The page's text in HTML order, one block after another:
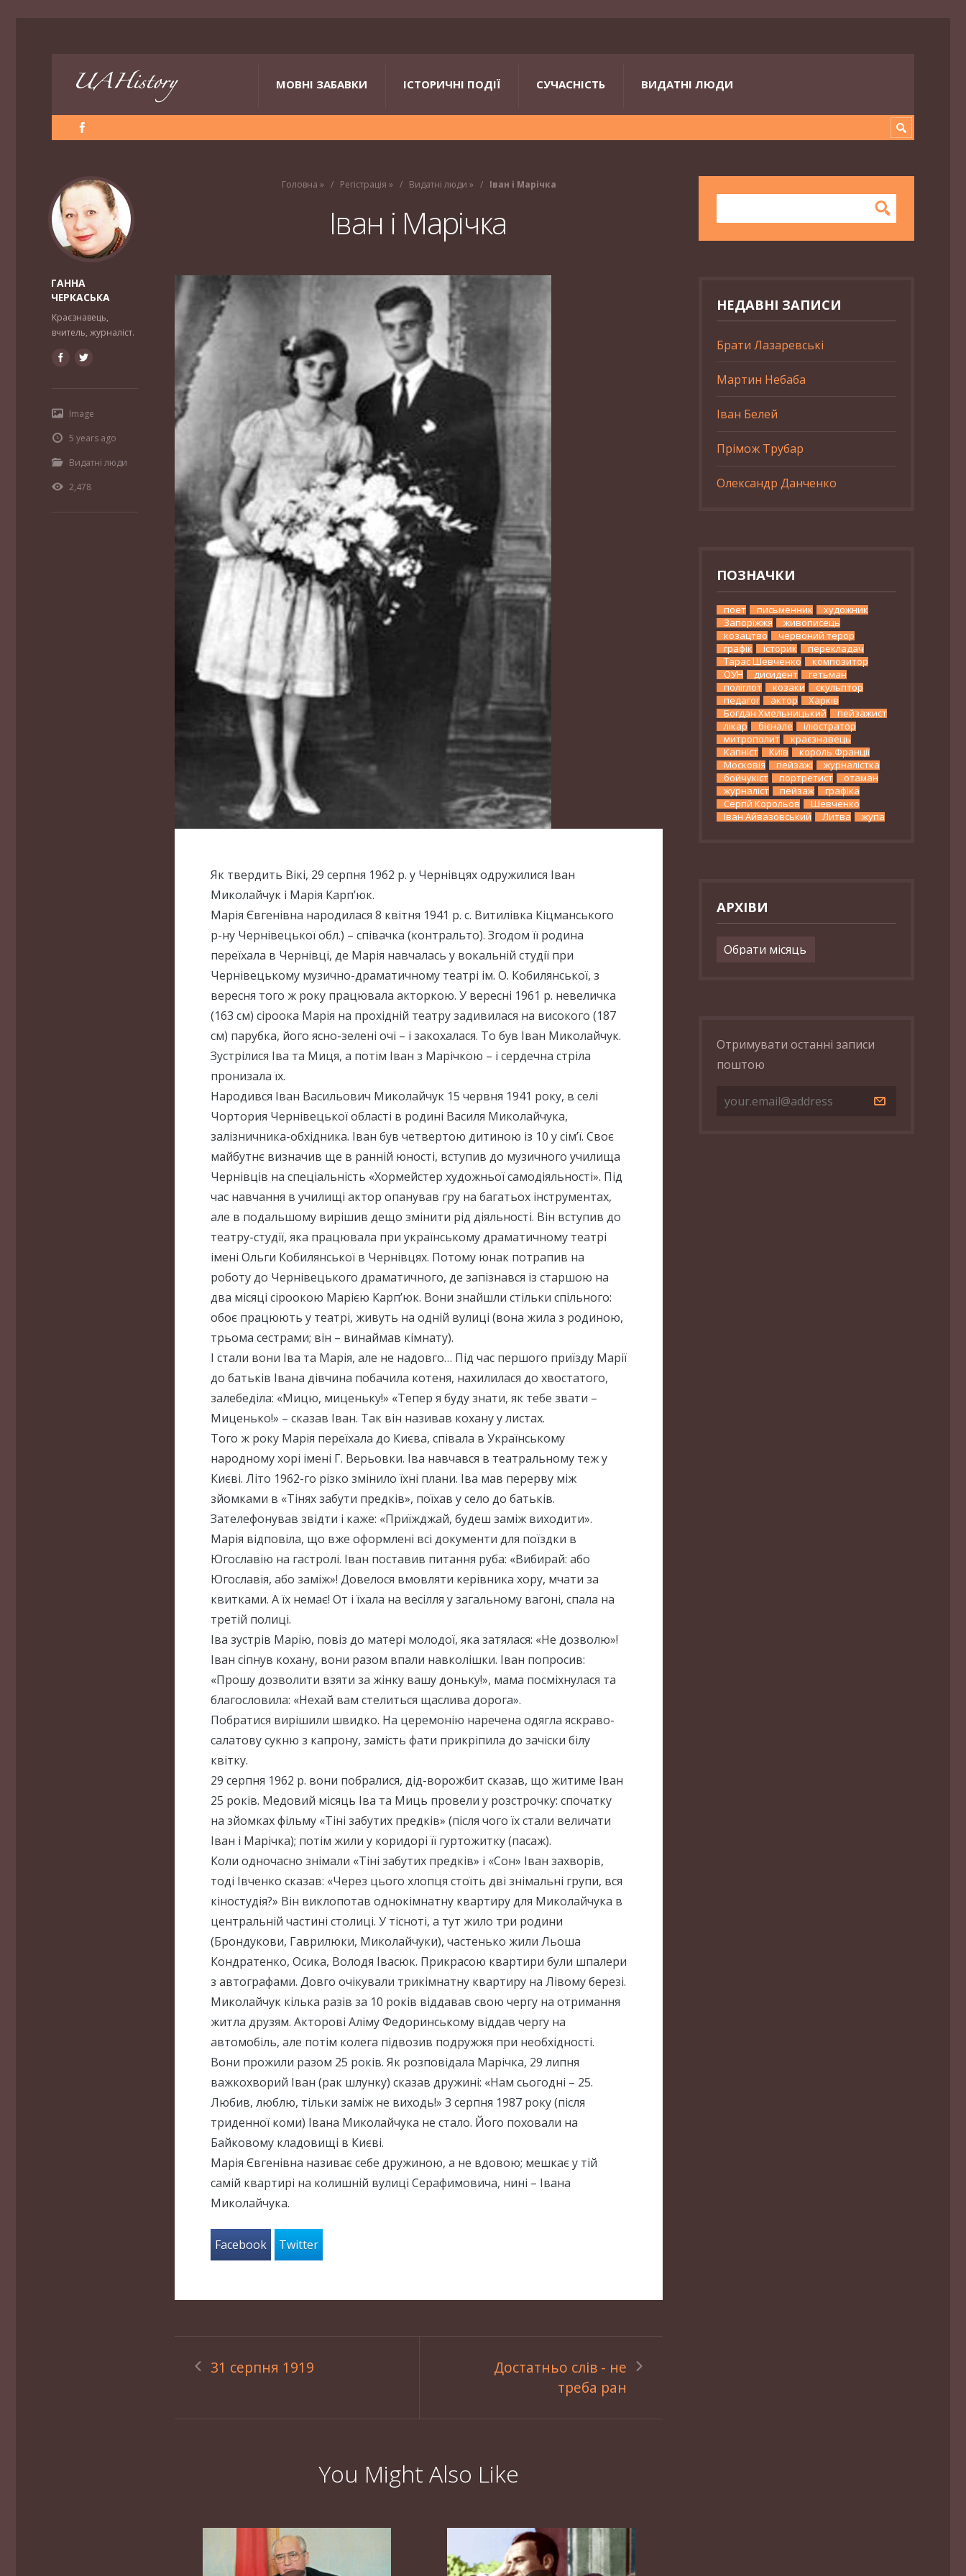
МОВНІ ЗАБАВКИ ІСТОРИЧНІ ПОДІЇ СУЧАСНІСТЬ ВИДАТНІ ЛЮДИ
Головна » Регістрація » Видатні люди » Іван і Марічка
Іван і Марічка
Як твердить Вікі, 29 серпня 1962 р. у Чернівцях одружилися Іван
Миколайчук і Марія Карп’юк.
Марія Євгенівна народилася 8 квітня 1941 р. с. Витилівка Кіцманського
р-ну Чернівецької обл.) – співачка (контральто). Згодом її родина
переїхала в Чернівці, де Марія навчалась у вокальній студії при
Чернівецькому музично-драматичному театрі ім. О. Кобилянської, з
вересня того ж року працювала акторкою. У вересні 1961 р. невеличка
(163 см) сіроока Марія на прохідній театру задивилася на високого (187
см) парубка, його ясно-зелені очі – і закохалася. То був Іван Миколайчук.
Зустрілися Іва та Миця, а потім Іван з Марічкою – і сердечна стріла
пронизала їх.
Народився Іван Васильович Миколайчук 15 червня 1941 року, в селі
Чортория Чернівецької області в родині Василя Миколайчука,
залізничника-обхідника. Іван був четвертою дитиною із 10 у сім’ї. Своє
майбутнє визначив ще в ранній юності, вступив до музичного училища
Чернівців на спеціальність «Хормейстер художньої самодіяльності». Під
час навчання в училищі актор опанував гру на багатьох інструментах,
але в подальшому вирішив дещо змінити рід діяльності. Він вступив до
театру-студії, яка працювала при українському драматичному театрі
імені Ольги Кобилянської в Чернівцях. Потому юнак потрапив на
роботу до Чернівецького драматичного, де запізнався із старшою на
два місяці сіроокою Марією Карп’юк. Вони знайшли стільки спільного:
обоє працюють у театрі, живуть на одній вулиці (вона жила з родиною,
трьома сестрами; він – винаймав кімнату).
І стали вони Іва та Марія, але не надовго… Під час першого приїзду Марії
до батьків Івана дівчина побачила котеня, нахилилася до хвостатого,
залебеділа: «Мицю, миценьку!» «Тепер я буду знати, як тебе звати –
Миценько!» – сказав Іван. Так він називав кохану у листах.
Того ж року Марія переїхала до Києва, співала в Українському
народному хорі імені Г. Верьовки. Іва навчався в театральному теж у
Києві. Літо 1962-го різко змінило їхні плани. Іва мав перерву між
зйомками в «Тінях забути предків», поїхав у село до батьків.
Зателефонував звідти і каже: «Приїжджай, будеш заміж виходити».
Марія відповіла, що вже оформлені всі документи для поїздки в
Югославію на гастролі. Іван поставив питання руба: «Вибирай: або
Югославія, або заміж»! Довелося вмовляти керівника хору, мчати за
квитками. А їх немає! От і їхала на весілля у загальному вагоні, спала на
третій полиці.
Іва зустрів Марію, повіз до матері молодої, яка затялася: «Не дозволю»!
Іван сіпнув кохану, вони разом впали навколішки. Іван попросив:
«Прошу дозволити взяти за жінку вашу доньку!», мама посміхнулася та
благословила: «Нехай вам стелиться щаслива дорога».
Побратися вирішили швидко. На церемонію наречена одягла яскраво-
салатову сукню з капрону, замість фати прикріпила до зачіски білу
квітку.
29 серпня 1962 р. вони побралися, дід-ворожбит сказав, що житиме Іван
25 років. Медовий місяць Іва та Миць провели у розстрочку: спочатку
на зйомках фільму «Тіні забутих предків» (після чого їх стали величати
Іван і Марічка); потім жили у коридорі її гуртожитку (пасаж).
Коли одночасно знімали «Тіні забутих предків» і «Сон» Іван захворів,
тоді Івченко сказав: «Через цього хлопця стоїть дві знімальні групи, вся
кіностудія?» Він виклопотав однокімнатну квартиру для Миколайчука в
центральній частині столиці. У тісноті, а тут жило три родини
(Брондукови, Гаврилюки, Миколайчуки), частенько жили Льоша
Кондратенко, Осика, Володя Івасюк. Прикрасою квартири були шпалери
з автографами. Довго очікували трикімнатну квартиру на Лівому березі.
Миколайчук кілька разів за 10 років віддавав свою чергу на отримання
житла друзям. Акторові Аліму Федоринському віддав чергу на
автомобіль, але потім колега підвозив подружжя при необхідності.
Вони прожили разом 25 років. Як розповідала Марічка, 29 липня
важкохворий Іван (рак шлунку) сказав дружині: «Нам сьогодні – 25.
Любив, люблю, тільки заміж не виходь!» 3 серпня 1987 року (після
триденної коми) Івана Миколайчука не стало. Його поховали на
Байковому кладовищі в Києві.
Марія Євгенівна називає себе дружиною, а не вдовою; мешкає у тій
самій квартирі на колишній вулиці Серафимовича, нині – Івана
Миколайчука.
Facebook Twitter
31 серпня 1919
Достатньо слів - не
треба ран
You Might Also Like
ГАННА
ЧЕРКАСЬКА
Краєзнавець,
вчитель, журналіст.
Image
5 years ago
Видатні люди
2,478
НЕДАВНІ ЗАПИСИ
Брати Лазаревські
Мартин Небаба
Іван Белей
Прімож Трубар
Олександр Данченко
ПОЗНАЧКИ
поет письменник
художник
Запоріжжя
живописець
козацтво
червоний терор
графік
історик
перекладач
Тарас Шевченко
композитор
ОУН
дисидент
гетьман
поліглот
козаки
скульптор
педагог
актор
Харків
Богдан Хмельницький
пейзажист
лікар
бієнале
ілюстратор
митрополит
краєзнавець
Капніст
Київ
король Франції
Московія
пейзажі
журналістка
бойчукіст
портретист
отаман
журналіст
пейзаж
графіка
Сергій Корольов
Шевченко
Іван Айвазовський
Литва жупа
АРХІВИ
Архіви
Отримувати останні записи
поштою